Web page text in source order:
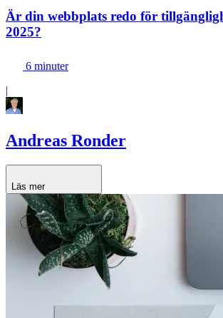
Är din webbplats redo för
2025?
6 minuter
Andreas Ronder
Läs mer